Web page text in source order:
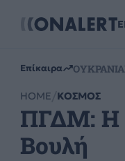
Επίκαιρα ΟΥΚΡΑΝΙΑ
HOME ΚΟΣΜΟΣ
ΠΓΔΜ: Η
Βουλή